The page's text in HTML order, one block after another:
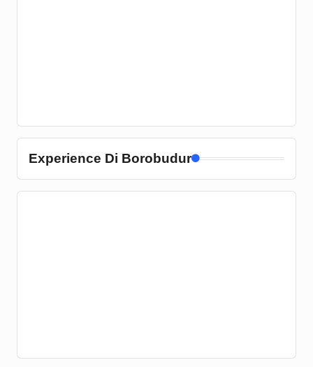
Experience Di Borobudur